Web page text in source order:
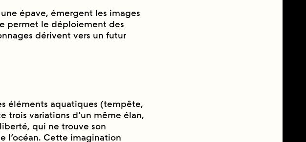
épave, émergent les images
permet le déploiement des
dérivent vers un futur
éléments aquatiques (tempête,
trois variations d’un même élan,
qui ne trouve son
l’océan. Cette imagination